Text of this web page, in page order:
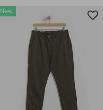
Elérhető méretek:
New